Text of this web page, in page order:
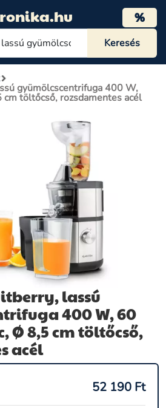
%
gyümölcscentrifuga 400 W,
töltőcső, rozsdamentes acél
lassú
400 W, 60
Ø 8,5 cm töltőcső,
acél
52 190 Ft